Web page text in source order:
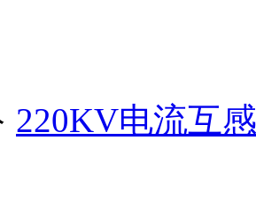
220KV电流互